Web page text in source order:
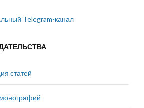
Telegram-канал
статей